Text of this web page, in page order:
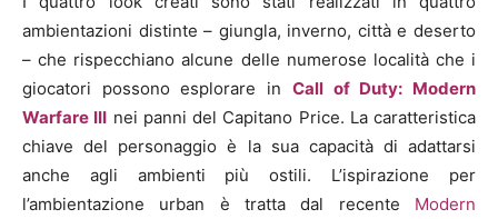
ambientazioni distinte – giungla, inverno, città e deserto
– che rispecchiano alcune delle numerose località che i
giocatori possono esplorare in Call of Duty: Modern
Warfare III nei panni del Capitano Price. La caratteristica
chiave del personaggio è la sua capacità di adattarsi
anche agli ambienti più ostili. L’ispirazione per
l’ambientazione urban è tratta dal recente Modern